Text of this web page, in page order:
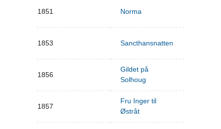
1851 Norma
1853 Sancthansnatten
1856
Gildet på
Solhoug
1857
Fru Inger til
Østråt